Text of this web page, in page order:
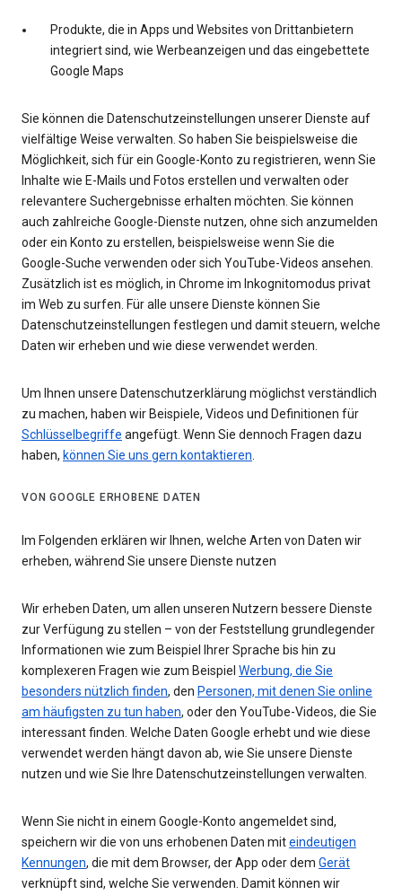
Produkte, die in Apps und Websites von Drittanbietern
integriert sind, wie Werbeanzeigen und das eingebettete
Google Maps
Sie können die Datenschutzeinstellungen unserer Dienste auf
vielfältige Weise verwalten. So haben Sie beispielsweise die
Möglichkeit, sich für ein Google-Konto zu registrieren, wenn Sie
Inhalte wie E-Mails und Fotos erstellen und verwalten oder
relevantere Suchergebnisse erhalten möchten. Sie können
auch zahlreiche Google-Dienste nutzen, ohne sich anzumelden
oder ein Konto zu erstellen, beispielsweise wenn Sie die
Google-Suche verwenden oder sich YouTube-Videos ansehen.
Zusätzlich ist es möglich, in Chrome im Inkognitomodus privat
im Web zu surfen. Für alle unsere Dienste können Sie
Datenschutzeinstellungen festlegen und damit steuern, welche
Daten wir erheben und wie diese verwendet werden.
Um Ihnen unsere Datenschutzerklärung möglichst verständlich
zu machen, haben wir Beispiele, Videos und Definitionen für
Schlüsselbegriffe angefügt. Wenn Sie dennoch Fragen dazu
haben, können Sie uns gern kontaktieren.
VON GOOGLE ERHOBENE DATEN
Im Folgenden erklären wir Ihnen, welche Arten von Daten wir
erheben, während Sie unsere Dienste nutzen
Wir erheben Daten, um allen unseren Nutzern bessere Dienste
zur Verfügung zu stellen – von der Feststellung grundlegender
Informationen wie zum Beispiel Ihrer Sprache bis hin zu
komplexeren Fragen wie zum Beispiel Werbung, die Sie
besonders nützlich finden, den Personen, mit denen Sie online
am häufigsten zu tun haben, oder den YouTube-Videos, die Sie
interessant finden. Welche Daten Google erhebt und wie diese
verwendet werden hängt davon ab, wie Sie unsere Dienste
nutzen und wie Sie Ihre Datenschutzeinstellungen verwalten.
Wenn Sie nicht in einem Google-Konto angemeldet sind,
speichern wir die von uns erhobenen Daten miteindeutigen
Kennungen, die mit dem Browser, der App oder dem Gerät
verknüpft sind, welche Sie verwenden. Damit können wir